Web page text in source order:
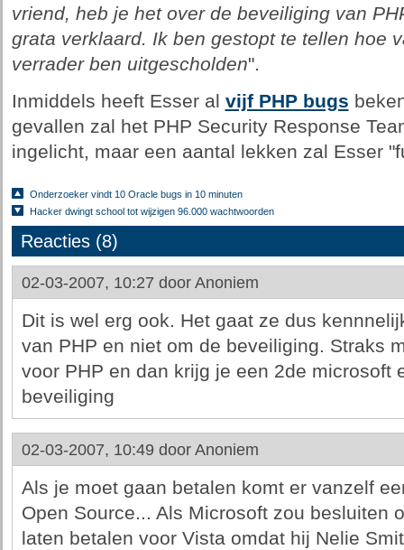
vriend, heb je het over de beveiliging van
grata verklaard. Ik ben gestopt te tellen hoe
verrader ben uitgescholden".
Inmiddels heeft Esser al vijf PHP bugs
gevallen zal het PHP Security Response
ingelicht, maar een aantal lekken zal Esser
Onderzoeker vindt 10 Oracle bugs in 10 minuten
Hacker dwingt school tot wijzigen 96.000 wachtwoorden
Reacties (8)
02-03-2007, 10:27 door Anoniem
Dit is wel erg ook. Het gaat ze dus
van PHP en niet om de beveiliging. Straks
voor PHP en dan krijg je een 2de microsoft
beveiliging
02-03-2007, 10:49 door Anoniem
Als je moet gaan betalen komt er vanzelf
Open Source... Als Microsoft zou besluiten
laten betalen voor Vista omdat hij Nelie